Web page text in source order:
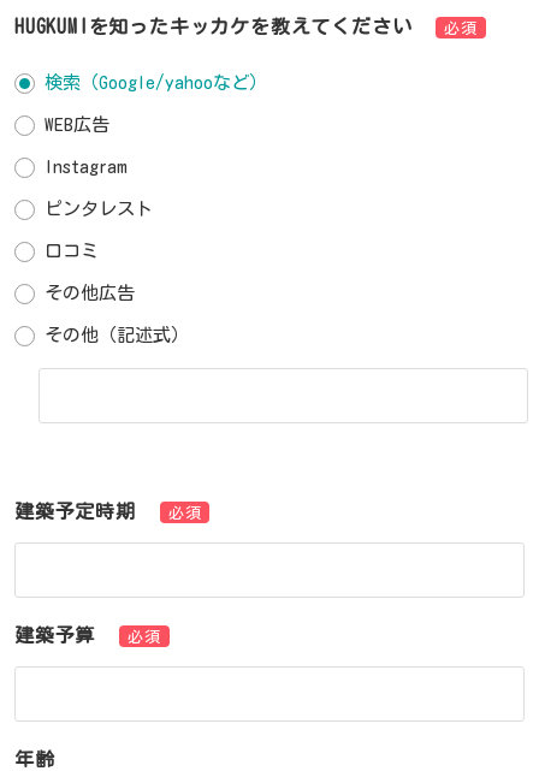
HUGKUMIを知ったキッカケを教えてください 必須
検索（Google/yahooなど）
WEB広告
Instagram
ピンタレスト
口コミ
その他広告
その他（記述式）
建築予定時期 必須
建築予算 必須
年齢